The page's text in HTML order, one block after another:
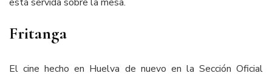
Fritanga
El cine hecho en Huelva de nuevo en la Sección Oficial